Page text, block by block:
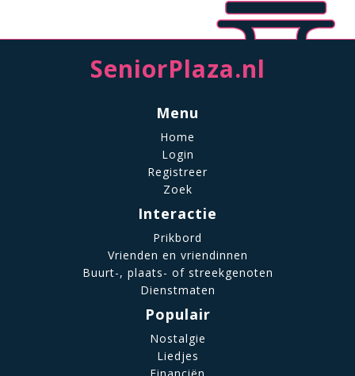
SeniorPlaza.nl
Menu
Home
Login
Registreer
Zoek
Interactie
Prikbord
Vrienden en vriendinnen
Buurt-, plaats- of streekgenoten
Dienstmaten
Populair
Nostalgie
Liedjes